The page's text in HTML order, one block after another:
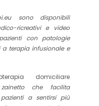
sono disponibili
ricreativi e video
con patologie
a terapia infusionalee
domiciliare
che facilita
a sentirsi più